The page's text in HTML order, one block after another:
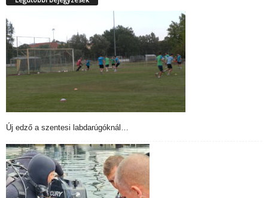
Új edző a szentesi labdarúgóknál…